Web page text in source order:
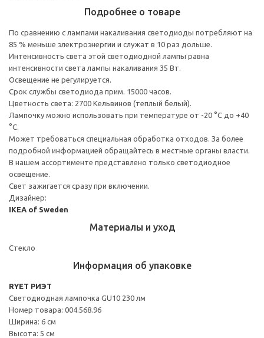
Подробнее о товаре
По сравнению с лампами накаливания светодиоды потребляют на
85 % меньше электроэнергии и служат в 10 раз дольше.
Интенсивность света этой светодиодной лампы равна
интенсивности света лампы накаливания 35 Вт.
Освещение не регулируется.
Срок службы светодиода прим. 15000 часов.
Цветность света: 2700 Кельвинов (теплый белый).
Лампочку можно использовать при температуре от -20 °C до +40
°C.
Может требоваться специальная обработка отходов. За более
подробной информацией обращайтесь в местные органы власти.
В нашем ассортименте представлено только светодиодное
освещение.
Свет зажигается сразу при включении.
Дизайнер:
IKEA of Sweden
Материалы и уход
Стекло
Информация об упаковке
RYET РИЭТ
Светодиодная лампочка GU10 230 лм
Номер товара: 004.568.96
Ширина: 6 см
Высота: 5 см